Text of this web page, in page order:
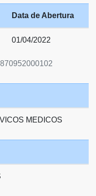
Data de Abertura
01/04/2022
MEDICOS